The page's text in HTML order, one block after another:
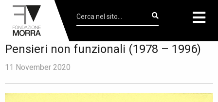
Pensieri non funzionali (1978 – 1996)
11 November 2020